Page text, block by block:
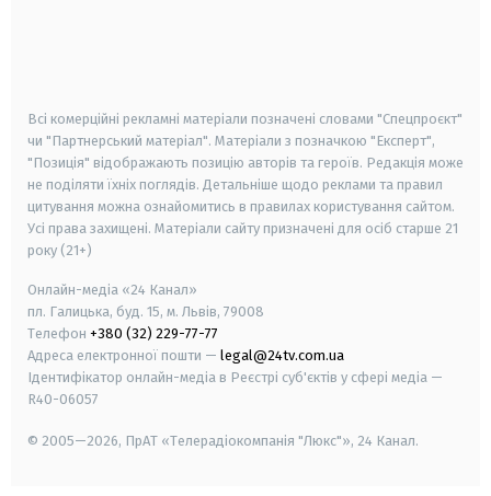
Всі комерційні рекламні матеріали позначені словами "Спецпроєкт"
чи "Партнерський матеріал". Матеріали з позначкою "Експерт",
"Позиція" відображають позицію авторів та героїв. Редакція може
не поділяти їхніх поглядів. Детальніше щодо реклами та правил
цитування можна ознайомитись в правилах користування сайтом.
Усі права захищені. Матеріали сайту призначені для осіб старше 21
року (21+)
Онлайн-медіа «24 Канал»
пл. Галицька, буд. 15, м. Львів, 79008
Телефон +380 (32) 229-77-77
Адреса електронної пошти — legal@24tv.com.ua
Ідентифікатор онлайн-медіа в Реєстрі суб'єктів у сфері медіа —
R40-06057
© 2005—2026, ПрАТ «Телерадіокомпанія "Люкс"», 24 Канал.